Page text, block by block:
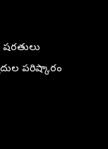
పరిష్కారం